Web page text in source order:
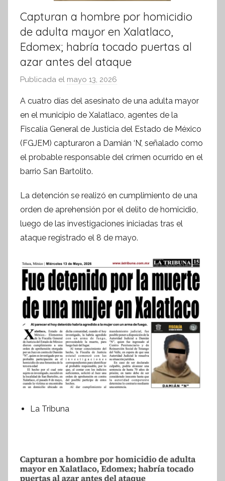
Capturan a hombre por homicidio
de adulta mayor en Xalatlaco,
Edomex; habría tocado puertas al
azar antes del ataque
Publicada el mayo 13, 2026
r
S
í
n
t
s
I
n
o
r
m
a
t
i
v
a
A cuatro días del asesinato de una adulta mayor
en el municipio de Xalatlaco, agentes de la
Fiscalía General de Justicia del Estado de México
(FGJEM) capturaron a Damián ‘N’, señalado como
el probable responsable del crimen ocurrido en el
barrio San Bartolito.
La detención se realizó en cumplimiento de una
orden de aprehensión por el delito de homicidio,
luego de las investigaciones iniciadas tras el
ataque registrado el 8 de mayo.
La Tribuna